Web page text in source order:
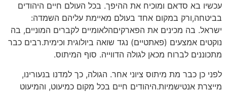
עכשיו בא סדאם ומוכיח את ההיפך. בכל העולם חיים היהודים
בביטחה,ורק במקום אחד בעולם מאיימת עליהם השמדה:
ישראל. בה מכינים את הפארקיםהלאומיים לקברים המוניים, בה
נוקטים אמצעים (פאתטיים) נגד שואה ביולוגית וכימית.רבים כבר
מתכוננים לברוח מכאן לגולה הדווייה. סוף המיתוס.
לפני כן כבר מת מיתוס ציוני אחר. הגולה, כך למדנו בנעורינו,
מייצרת אנטישמיות.היהודים חיים בכל מקום כמיעוט, והמיעוט